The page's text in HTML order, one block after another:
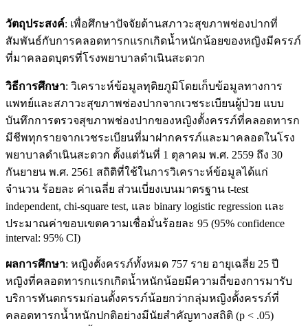
วัตถุประสงค์: เพื่อศึกษาปัจจัยด้านสภาวะสุขภาพช่องปากที่
สัมพันธ์กับการคลอดทารกแรกเกิดน้ำหนักน้อยของหญิงมีครรภ์
ที่มาคลอดบุตรที่โรงพยาบาลดำเนินสะดวก
วิธีการศึกษา: วิเคราะห์ข้อมูลทุติยภูมิโดยเก็บข้อมูลทางการ
แพทย์และสภาวะสุขภาพช่องปากจากเวชระเบียนผู้ป่วย แบบ
บันทึกการตรวจสุขภาพช่องปากของหญิงตั้งครรภ์ที่คลอดทารก
มีชีพทุกรายจากเวชระเบียนที่มาฝากครรภ์และมาคลอดในโรง
พยาบาลดำเนินสะดวก ตั้งแต่วันที่ 1 ตุลาคม พ.ศ. 2559 ถึง 30
กันยายน พ.ศ. 2561 สถิติที่ใช้ในการวิเคราะห์ข้อมูลได้แก่
จำนวน ร้อยละ ค่าเฉลี่ย ส่วนเบี่ยงเบนมาตรฐาน t-test
independent, chi-square test, และ binary logistic regression และ
ประมาณค่าขอบเขตความเชื่อมั่นร้อยละ 95 (95% confidence
interval: 95% CI)
ผลการศึกษา: หญิงตั้งครรภ์ทั้งหมด 757 ราย อายุเฉลี่ย 25 ปี
หญิงที่คลอดทารกแรกเกิดน้ำหนักน้อยมีความถี่ของการมารับ
บริการทันตกรรมก่อนตั้งครรภ์น้อยกว่ากลุ่มหญิงตั้งครรภ์ที่
คลอดทารกน้ำหนักปกติอย่างมีนัยสำคัญทางสถิติ (p < .05)